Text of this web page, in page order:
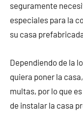
seguramente
especiales para la
su casa
Dependiendo de la
quiera poner la
multas, por lo que
de instalar la casa